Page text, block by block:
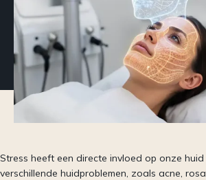
Stress heeft een directe invloed op onze
verschillende huidproblemen, zoals acne,